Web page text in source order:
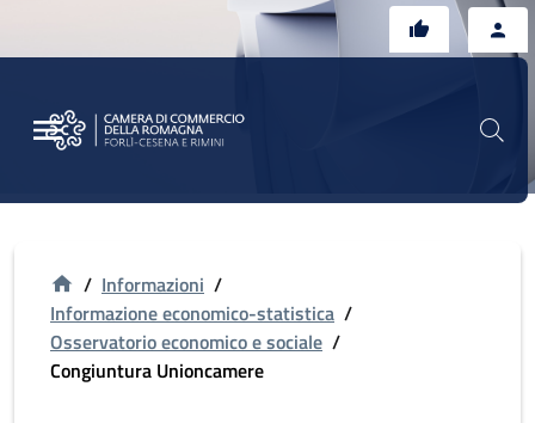
/ Informazioni /
Informazione economico-statistica /
Osservatorio economico e sociale /
Congiuntura Unioncamere